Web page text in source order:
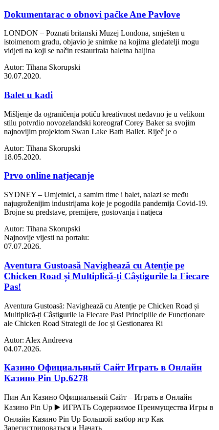
Dokumentarac o obnovi pačke Ane Pavlove
LONDON – Poznati britanski Muzej Londona, smješten u
istoimenom gradu, objavio je snimke na kojima gledatelji mogu
vidjeti na koji se način restaurirala baletna haljina
Autor: Tihana Skorupski
30.07.2020.
Balet u kadi
Mišljenje da ograničenja potiču kreativnost nedavno je u velikom
stilu potvrdio novozelandski koreograf Corey Baker sa svojim
najnovijim projektom Swan Lake Bath Ballet. Riječ je o
Autor: Tihana Skorupski
18.05.2020.
Prvo online natjecanje
SYDNEY – Umjetnici, a samim time i balet, nalazi se među
najugroženijim industrijama koje je pogodila pandemija Covid-19.
Brojne su predstave, premijere, gostovanja i natjeca
Autor: Tihana Skorupski
Najnovije vijesti na portalu:
07.07.2026.
Aventura Gustoasă Navighează cu Atenție pe
Chicken Road și Multiplică-ți Câștigurile la Fiecare
Pas!
Aventura Gustoasă: Navighează cu Atenție pe Chicken Road și
Multiplică-ți Câștigurile la Fiecare Pas! Principiile de Funcționare
ale Chicken Road Strategii de Joc și Gestionarea Ri
Autor: Alex Andreeva
04.07.2026.
Казино Официальный Сайт Играть в Онлайн
Казино Pin Up.6278
Пин Ап Казино Официальный Сайт – Играть в Онлайн
Казино Pin Up ▶️ ИГРАТЬ Содержимое Преимущества Игры в
Онлайн Казино Pin Up Большой выбор игр Как
Зарегистрироваться и Начать